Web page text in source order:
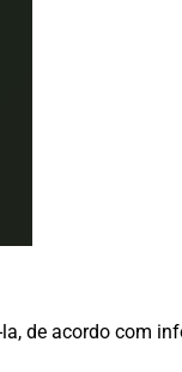
de acordo com